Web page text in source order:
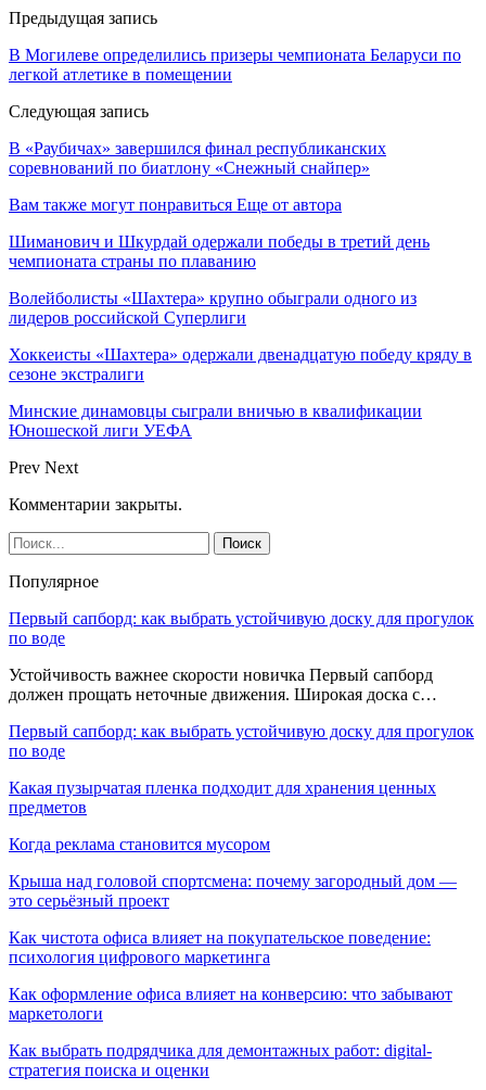
Предыдущая запись
В Могилеве определились призеры чемпионата Беларуси по
легкой атлетике в помещении
Следующая запись
В «Раубичах» завершился финал республиканских
соревнований по биатлону «Снежный снайпер»
Вам также могут понравиться Еще от автора
Шиманович и Шкурдай одержали победы в третий день
чемпионата страны по плаванию
Волейболисты «Шахтера» крупно обыграли одного из
лидеров российской Суперлиги
Хоккеисты «Шахтера» одержали двенадцатую победу кряду в
сезоне экстралиги
Минские динамовцы сыграли вничью в квалификации
Юношеской лиги УЕФА
Prev Next
Комментарии закрыты.
Популярное
Первый сапборд: как выбрать устойчивую доску для прогулок
по воде
Устойчивость важнее скорости новичка Первый сапборд
должен прощать неточные движения. Широкая доска с…
Первый сапборд: как выбрать устойчивую доску для прогулок
по воде
Какая пузырчатая пленка подходит для хранения ценных
предметов
Когда реклама становится мусором
Крыша над головой спортсмена: почему загородный дом —
это серьёзный проект
Как чистота офиса влияет на покупательское поведение:
психология цифрового маркетинга
Как оформление офиса влияет на конверсию: что забывают
маркетологи
Как выбрать подрядчика для демонтажных работ: digital-
стратегия поиска и оценки